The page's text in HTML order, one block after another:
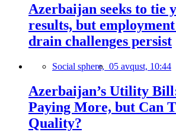
Azerbaijan seeks to tie
results, but
drain challenges persist
Social sphere, 05 avqust, 10:44
Azerbaijan’s Utility
Paying More, but Can
Quality?